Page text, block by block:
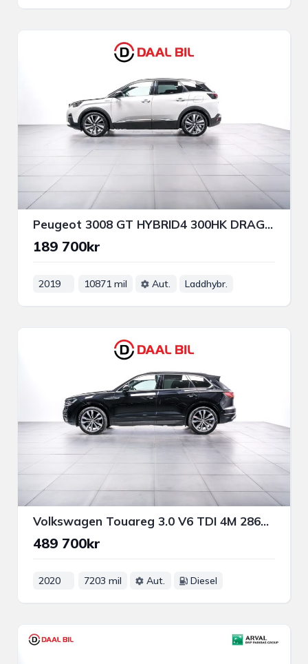
Peugeot 3008 GT HYBRID4 300HK DRAG 180-KAM NFC NAVI VÄRMARE
189 700kr
2019 10871 mil Aut. Laddhybr.
Volkswagen Touareg 3.0 V6 TDI 4M 286HK R-LINE LUFTFJÄD PANO
489 700kr
2020 7203 mil Aut. Diesel